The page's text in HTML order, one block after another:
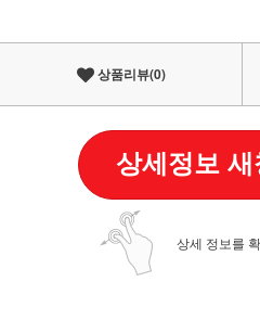
상품리뷰(0)
상세정보
상세 정보를